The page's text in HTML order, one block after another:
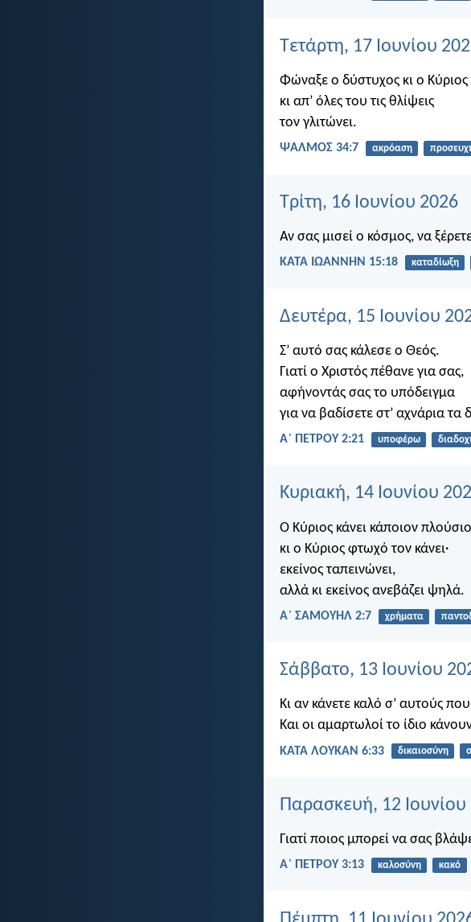
Τετάρτη, 17 Ιουνίου
Φώναξε ο δύστυχος κι ο Κύριος
κι απ’ όλες του τις θλίψεις
τον γλιτώνει.
ΨΑΛΜΌΣ 34:7 ακρόαση
Τρίτη, 16 Ιουνίου 2026
Αν σας μισεί ο κόσμος, να
ΚΑΤΑ ΙΩΑΝΝΗΝ 15:18 καταδίωξη
Δευτέρα, 15 Ιουνίου
Σ’ αυτό σας κάλεσε ο Θεός.
Γιατί ο Χριστός πέθανε για σας,
αφήνοντάς σας το υπόδειγμα
για να βαδίσετε στ’ αχνάρια τα
Α΄ ΠΕΤΡΟΥ 2:21 υποφέρω
Κυριακή, 14 Ιουνίου
Ο Κύριος κάνει κάποιον
κι ο Κύριος φτωχό τον κάνει·
εκείνος ταπεινώνει,
αλλά κι εκείνος ανεβάζει ψηλά.
Α΄ ΣΑΜΟΥΗΛ 2:7 χρήματα
Σάββατο, 13 Ιουνίου
Κι αν κάνετε καλό σ’ αυτούς
Και οι αμαρτωλοί το ίδιο
ΚΑΤΑ ΛΟΥΚΑΝ 6:33 δικαιοσύνη
Παρασκευή, 12 Ιουνίου
Γιατί ποιος μπορεί να σας
Α΄ ΠΕΤΡΟΥ 3:13 καλοσύνη κακό